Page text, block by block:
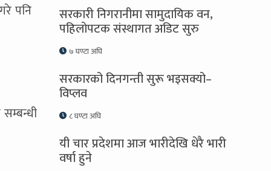
पनि सरकारी निगरानीमा सामुदायिक वन,
पहिलोपटक संस्थागत अडिट सुरु
७ घण्टा अघि
सरकारको दिनगन्ती सुरू भइसक्यो–
विप्लव
८ घण्टा अघि
यी चार प्रदेशमा आज भारीदेखि धेरै भारी
वर्षा हुने